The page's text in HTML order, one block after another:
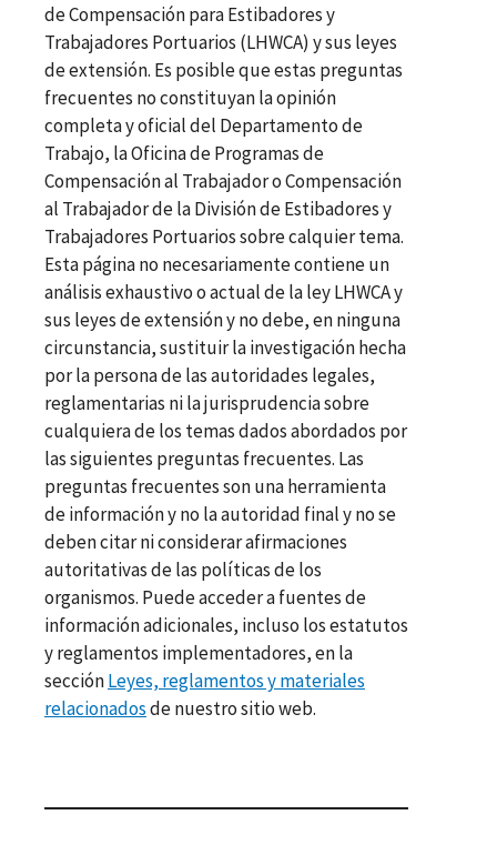
de Compensación para Estibadores y
Trabajadores Portuarios (LHWCA) y sus leyes
de extensión. Es posible que estas preguntas
frecuentes no constituyan la opinión
completa y oficial del Departamento de
Trabajo, la Oficina de Programas de
Compensación al Trabajador o Compensación
al Trabajador de la División de Estibadores y
Trabajadores Portuarios sobre calquier tema.
Esta página no necesariamente contiene un
análisis exhaustivo o actual de la ley LHWCA y
sus leyes de extensión y no debe, en ninguna
circunstancia, sustituir la investigación hecha
por la persona de las autoridades legales,
reglamentarias ni la jurisprudencia sobre
cualquiera de los temas dados abordados por
las siguientes preguntas frecuentes. Las
preguntas frecuentes son una herramienta
de información y no la autoridad final y no se
deben citar ni considerar afirmaciones
autoritativas de las políticas de los
organismos. Puede acceder a fuentes de
información adicionales, incluso los estatutos
y reglamentos implementadores, en la
secciónLeyes, reglamentos y materiales
relacionadosde nuestro sitio web.